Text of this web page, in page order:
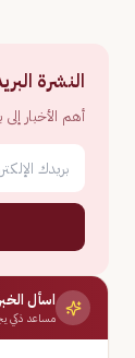
النشرة
أهم الأخبار
اسأل الخبر
مساعد ذكي